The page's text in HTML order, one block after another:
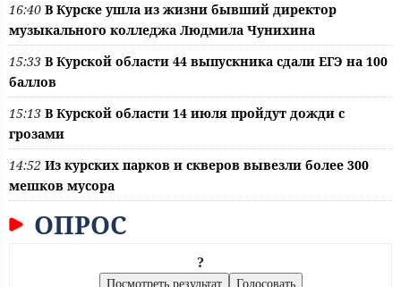
16:40 В Курске ушла из жизни бывший директор
музыкального колледжа Людмила Чунихина
15:33 В Курской области 44 выпускника сдали ЕГЭ на 100
баллов
15:13 В Курской области 14 июля пройдут дожди с
грозами
14:52 Из курских парков и скверов вывезли более 300
мешков мусора
ОПРОС
?